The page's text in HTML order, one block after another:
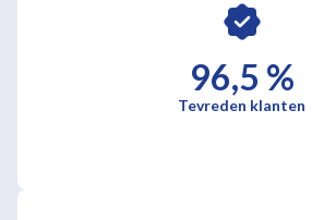
96,5 %
Tevreden klanten